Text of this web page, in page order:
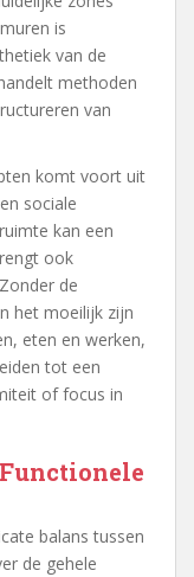
is
van de
methoden
van
komt voort uit
sociale
kan een
ook
de
het moeilijk zijn
eten en werken,
tot een
of focus in
balans tussen
de gehele